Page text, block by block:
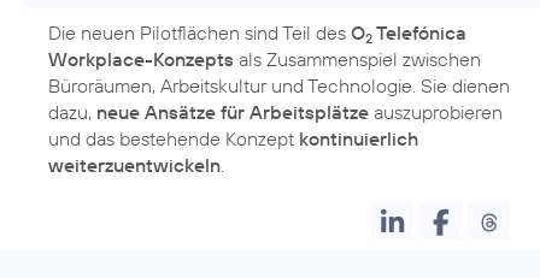
Die neuen Pilotflächen sind Teil des O2 Telefónica
Workplace-Konzepts als Zusammenspiel zwischen
Büroräumen, Arbeitskultur und Technologie. Sie dienen
dazu, neue Ansätze für Arbeitsplätze auszuprobieren
und das bestehende Konzept kontinuierlich
weiterzuentwickeln.